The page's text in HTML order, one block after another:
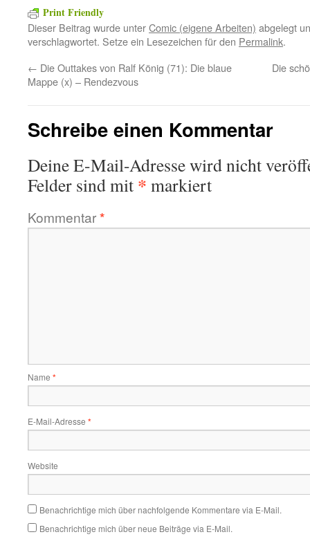
Print Friendly
Dieser Beitrag wurde unterComic (eigene Arbeiten) abgelegt
verschlagwortet. Setze ein Lesezeichen für den Permalink.
← Die Outtakes von Ralf König (71): Die blaue
Mappe (x) – Rendezvous
Die
Schreibe einen Kommentar
Deine E-Mail-Adresse wird nicht
Felder sind mit * markiert
Kommentar*
Name *
E-Mail-Adresse *
Website
Benachrichtige mich über nachfolgende Kommentare via E-Mail.
Benachrichtige mich über neue Beiträge via E-Mail.